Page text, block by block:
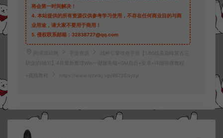
将会第一时间解决！
4. 本站提供的所有资源仅供参考学习使用，不存在任何商业目的与商
业用途，请大家不要用于商用！
5. 侵权联系邮箱：32838727@qq.com
阿泽源码网 手游资源
战神引擎传奇手游【1.80战圣巅峰复古三
职业[白猪3]】4月最新整理Win一键服务端+GM后台+安卓+详细搭建教程
+视频教程 https://www.lyzwlkj.vip/46738/syzy/